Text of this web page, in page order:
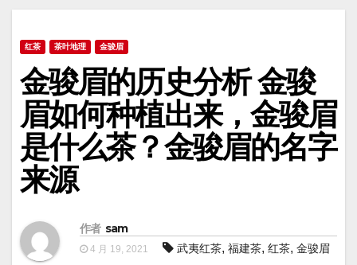
红茶 茶叶地理 金骏眉
金骏眉的历史分析 金骏
眉如何种植出来，金骏眉
是什么茶？金骏眉的名字
来源
作者 sam
4 月 19, 2021 武夷红茶, 福建茶, 红茶, 金骏眉